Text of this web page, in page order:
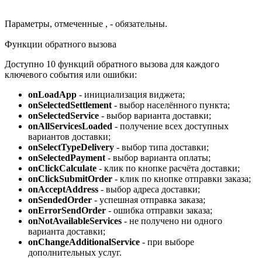
Параметры, отмеченные , - обязательны.
Функции обратного вызова
Доступно 10 функций обратного вызова для каждого
ключевого события или ошибки:
onLoadApp - инициализация виджета;
onSelectedSettlement - выбор населённого пункта;
onSelectedService - выбор варианта доставки;
onAllServicesLoaded - получение всех доступных
вариантов доставки;
onSelectTypeDelivery - выбор типа доставки;
onSelectedPayment - выбор варианта оплаты;
onClickCalculate - клик по кнопке расчёта доставки;
onClickSubmitOrder - клик по кнопке отправки заказа;
onAcceptAddress - выбор адреса доставки;
onSendedOrder - успешная отправка заказа;
onErrorSendOrder - ошибка отправки заказа;
onNotAvailableServices - не получено ни одного
варианта доставки;
onChangeAdditionalService - при выборе
дополнительных услуг.